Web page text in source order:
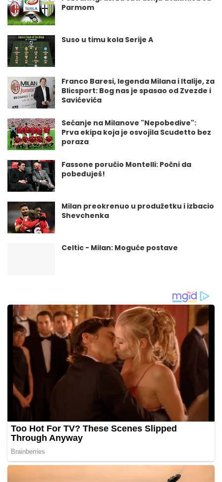
Parmom
Suso u timu kola Serije A
Franco Baresi, legenda Milana i Italije, za
Blicsport: Bog nas je spasao od Zvezde i
Savićevića
Sećanje na Milanove "Nepobedive":
Prva ekipa koja je osvojila Scudetto bez
poraza
Fassone poručio Montelli: Počni da
pobeđuješ!
Milan preokrenuo u produžetku i izbacio
Shevchenka
Celtic - Milan: Moguće postave